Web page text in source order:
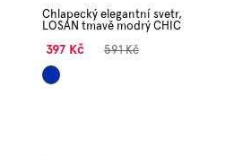
Chlapecký elegantní svetr,
LOSAN tmavě modrý CHIC
397 Kč 591 Kč
Tmavě